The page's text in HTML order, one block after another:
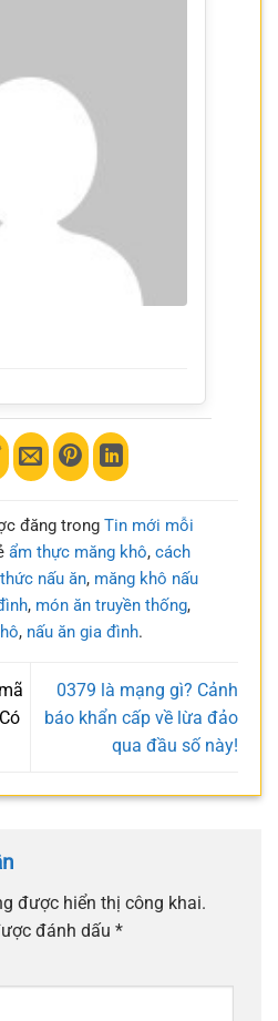
đăng trong Tin mới mỗi
ẩm thực măng khô, cách
nấu ăn, măng khô nấu
, món ăn truyền thống,
, nấu ăn gia đình.
0379 là mạng gì? Cảnh
báo khẩn cấp về lừa đảo
qua đầu số này!
được hiển thị công khai.
đánh dấu *